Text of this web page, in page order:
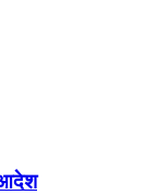
आदेश